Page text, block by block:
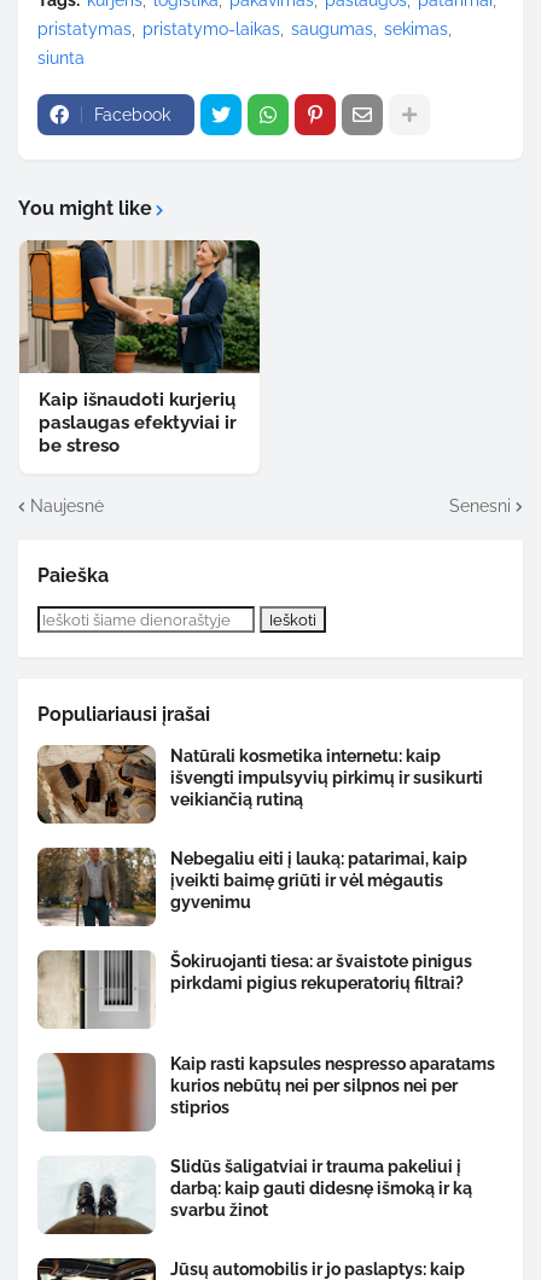
pristatymas
pristatymo-laikas saugumas sekimas
siunta
Facebook
You might like
Kaip išnaudoti kurjerių
paslaugas efektyviai ir
be streso
Naujesnė Senesni
Paieška
Populiariausi įrašai
Natūrali kosmetika internetu: kaip
išvengti impulsyvių pirkimų ir susikurti
veikiančią rutiną
Nebegaliu eiti į lauką: patarimai, kaip
įveikti baimę griūti ir vėl mėgautis
gyvenimu
Šokiruojanti tiesa: ar švaistote pinigus
pirkdami pigius rekuperatorių filtrai?
Kaip rasti kapsules nespresso aparatams
kurios nebūtų nei per silpnos nei per
stiprios
Slidūs šaligatviai ir trauma pakeliui į
darbą: kaip gauti didesnę išmoką ir ką
svarbu žinot
Jūsų automobilis ir jo paslaptys: kaip